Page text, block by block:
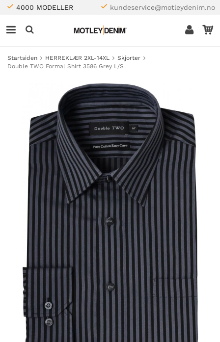
4000 MODELLER kundeservice@motleydenim.no
Startsiden HERREKLÆR 2XL-14XL
Skjorter
Double TWO Formal Shirt 3586 Grey L/S